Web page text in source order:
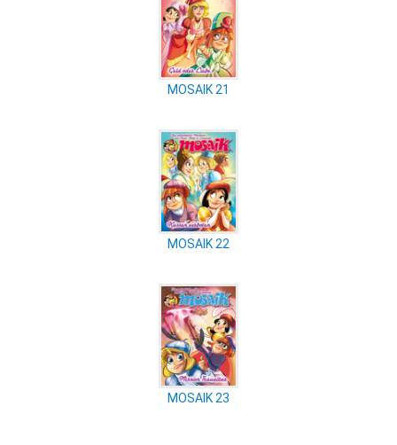
MOSAIK 21
MOSAIK 22
MOSAIK 23